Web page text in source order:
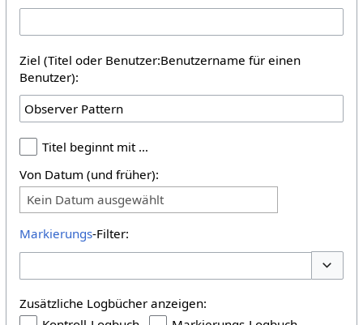
Ziel (Titel oder Benutzer:Benutzername für einen
Benutzer):
Titel beginnt mit …
Von Datum (und früher):
Kein Datum ausgewählt
Markierungs-Filter:
Zusätzliche Logbücher anzeigen: